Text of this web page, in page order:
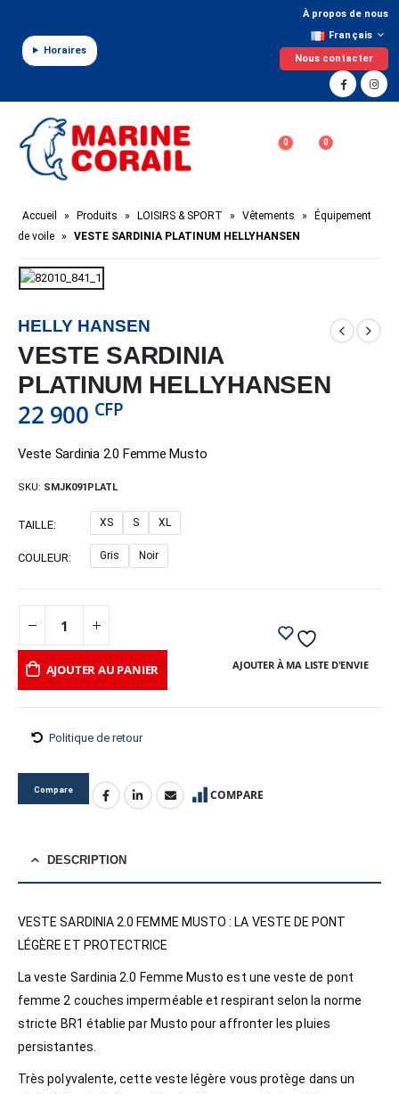
Horaires
À propos de nous
Français
Nous contacter
0 0
Accueil » Produits » LOISIRS & SPORT » Vêtements »
Équipement
de voile » VESTE SARDINIA PLATINUM HELLYHANSEN
HELLY HANSEN
VESTE SARDINIA
PLATINUM HELLYHANSEN
22 900 CFP
Veste Sardinia 2.0 Femme Musto
SKU: SMJK091PLATL
TAILLE XS S XL
COULEUR Gris Noir
AJOUTER AU PANIER AJOUTER À MA LISTE D'ENVIE
Politique de retour
Compare COMPARE
DESCRIPTION
VESTE SARDINIA 2.0 FEMME MUSTO : LA VESTE DE PONT
LÉGÈRE ET PROTECTRICE
La veste Sardinia 2.0 Femme Musto est une veste de pont
femme 2 couches imperméable et respirant selon la norme
stricte BR1 établie par Musto pour affronter les pluies
persistantes.
Très polyvalente, cette veste légère vous protège dans un